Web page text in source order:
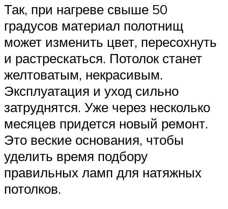
Так, при нагреве свыше 50
градусов материал полотнищ
может изменить цвет, пересохнуть
и растрескаться. Потолок станет
желтоватым, некрасивым.
Эксплуатация и уход сильно
затруднятся. Уже через несколько
месяцев придется новый ремонт.
Это веские основания, чтобы
уделить время подбору
правильных ламп для натяжных
потолков.